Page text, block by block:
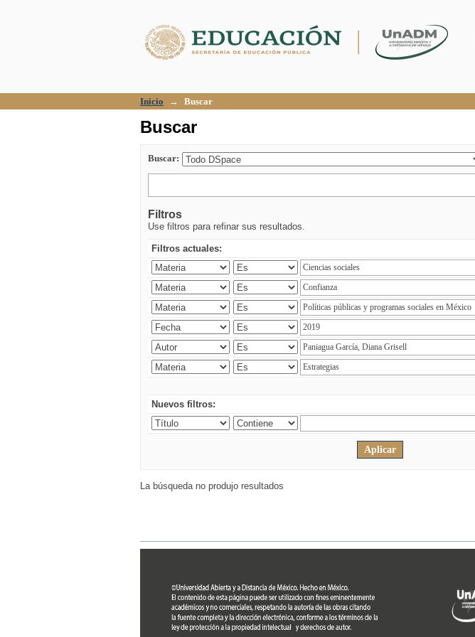
Inicio → Buscar
Buscar
Buscar:
Filtros
Use filtros para refinar sus resultados.
Filtros actuales:
Nuevos filtros:
La búsqueda no produjo resultados